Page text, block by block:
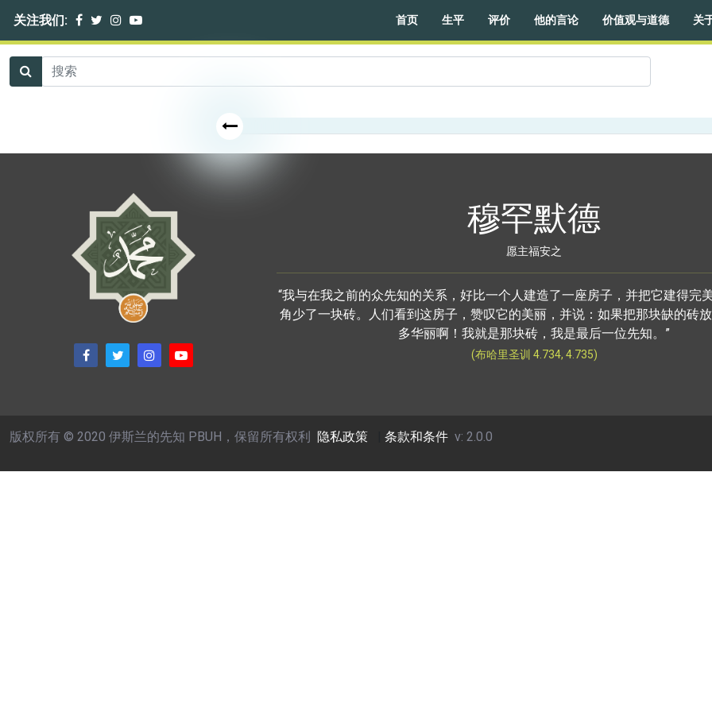
关注我们: 首页 生平 评价 他的言论 价值观与道德 关
穆罕默德
愿主福安之
“我与在我之前的众先知的关系，好比一个人建造了一座房子，并把它建得完
角少了一块砖。人们看到这房子，赞叹它的美丽，并说：如果把那块缺的砖
多华丽啊！我就是那块砖，我是最后一位先知。”
(布哈里圣训 4.734, 4.735)
版权所有 © 2020 伊斯兰的先知 PBUH，保留所有权利 隐私政策 条款和条件 v: 2.0.0